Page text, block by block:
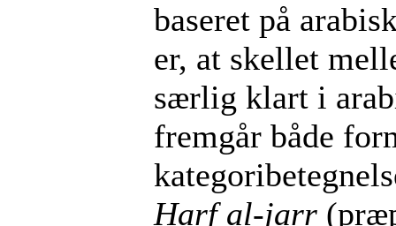
baseret på
er, at skellet
særlig klart i
fremgår både
Harf al-jarr